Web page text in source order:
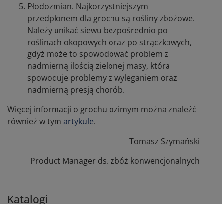
Katalogi
Płodozmian. Najkorzystniejszym
przedplonem dla grochu są rośliny zbożowe.
Należy unikać siewu bezpośrednio po
roślinach okopowych oraz po strączkowych,
gdyż może to spowodować problem z
nadmierną ilością zielonej masy, która
spowoduje problemy z wyleganiem oraz
nadmierną presją chorób.
Więcej informacji o grochu ozimym można znaleźć
również w tym artykule.
Tomasz Szymański
Product Manager ds. zbóż konwencjonalnych